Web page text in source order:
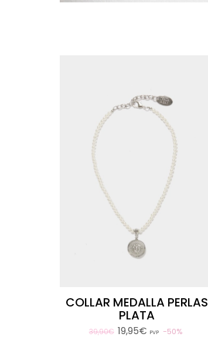
COLLAR MEDALLA PERLAS
PLATA
39,90€ 19,95€ PVP 50%